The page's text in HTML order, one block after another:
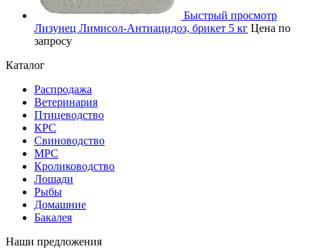
Быстрый просмотр
Лизунец Лимисол-Антиацидоз, брикет 5 кг Цена по
запросу
Каталог
Распродажа
Ветеринария
Птицеводство
КРС
Свиноводство
МРС
Кролиководство
Лошади
Рыбы
Домашние
Бакалея
Наши предложения